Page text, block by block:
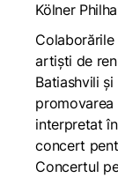
Kölner
artiști de
Batiashvili
interpretat
concert
Concertul